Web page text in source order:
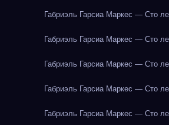
Габриэль Гарсиа Маркес — Сто
Габриэль Гарсиа Маркес — Сто
Габриэль Гарсиа Маркес — Сто
Габриэль Гарсиа Маркес — Сто
Габриэль Гарсиа Маркес — Сто